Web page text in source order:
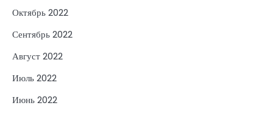
Октябрь 2022
Сентябрь 2022
Август 2022
Июль 2022
Июнь 2022